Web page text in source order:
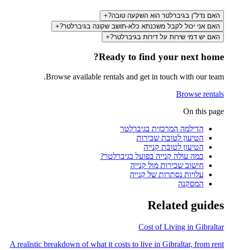
האם נדל"ן בגיברלטר הוא השקעה טובה?+
האם אני יכול לקבל משכנתא כלא-תושב שקונה בגיברלטר?+
האם יש דמי שירות על דירות בגיברלטר?+
Ready to find your next home?
Browse available rentals and get in touch with our team.
Browse rentals
On this page
הדילמה המרכזית בגיברלטר
הטיעון לטובת שכירות
הטיעון לטובת קנייה
כמה עולה קנייה בפועל בגיברלטר?
חישוב שכירות מול קנייה
עלויות נסתרות של קנייה
המסקנה
Related guides
Cost of Living in Gibraltar
A realistic breakdown of what it costs to live in Gibraltar, from rent